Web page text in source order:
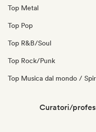
Top Metal
Top Pop
Top R&B/Soul
Top Rock/Punk
Top Musica dal mondo /
Curatori/